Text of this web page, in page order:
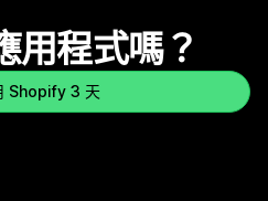
用程式嗎？
Shopify 3 天